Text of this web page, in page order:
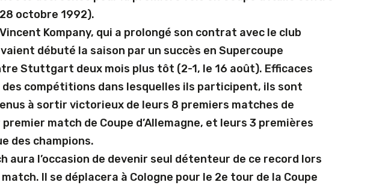
octobre 1992).
Kompany, qui a prolongé son contrat avec le club
débuté la saison par un succès en Supercoupe
Stuttgart deux mois plus tôt (2-1, le 16 août). Efficaces
des compétitions dans lesquelles ils participent, ils sont
à sortir victorieux de leurs 8 premiers matches de
match de Coupe d’Allemagne, et leurs 3 premières
des champions.
aura l’occasion de devenir seul détenteur de ce record lors
Il se déplacera à Cologne pour le 2e tour de la Coupe